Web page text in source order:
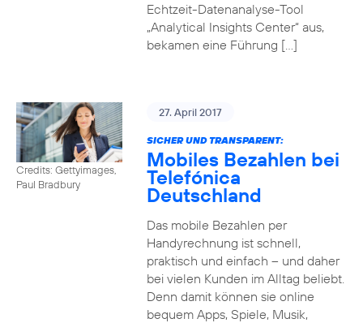
Echtzeit-Datenanalyse-Tool
„Analytical Insights Center“ aus,
bekamen eine Führung […]
Credits: Gettyimages,
Paul Bradbury
27. April 2017
SICHER UND TRANSPARENT:
Mobiles Bezahlen bei
Telefónica
Deutschland
Das mobile Bezahlen per
Handyrechnung ist schnell,
praktisch und einfach – und daher
bei vielen Kunden im Alltag beliebt.
Denn damit können sie online
bequem Apps, Spiele, Musik,